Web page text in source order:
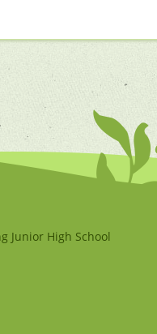
Junior High School